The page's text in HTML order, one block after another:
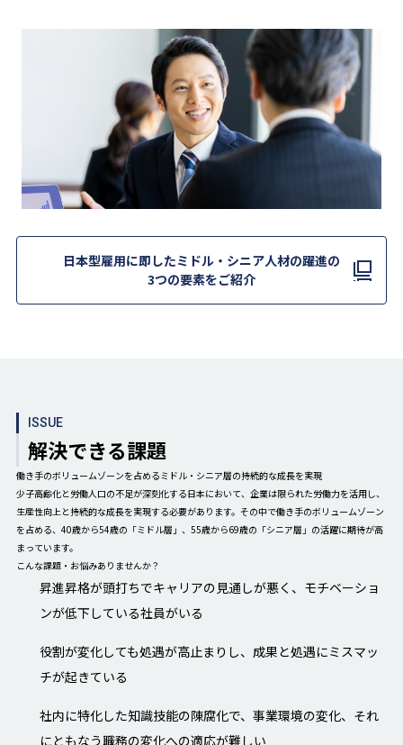
日本型雇用に即したミドル・シニア人材の躍進の
3つの要素をご紹介
ISSUE
解決できる課題
働き手のボリュームゾーンを占めるミドル・シニア層の持続的な成長を実現
少子高齢化と労働人口の不足が深刻化する日本において、企業は限られた労働力を活用し、
生産性向上と持続的な成長を実現する必要があります。その中で働き手のボリュームゾーン
を占める、40歳から54歳の「ミドル層」、55歳から69歳の「シニア層」の活躍に期待が高
まっています。
こんな課題・お悩みありませんか？
昇進昇格が頭打ちでキャリアの見通しが悪く、モチベーショ
ンが低下している社員がいる
役割が変化しても処遇が高止まりし、成果と処遇にミスマッ
チが起きている
社内に特化した知識技能の陳腐化で、事業環境の変化、それ
にともなう職務の変化への適応が難しい